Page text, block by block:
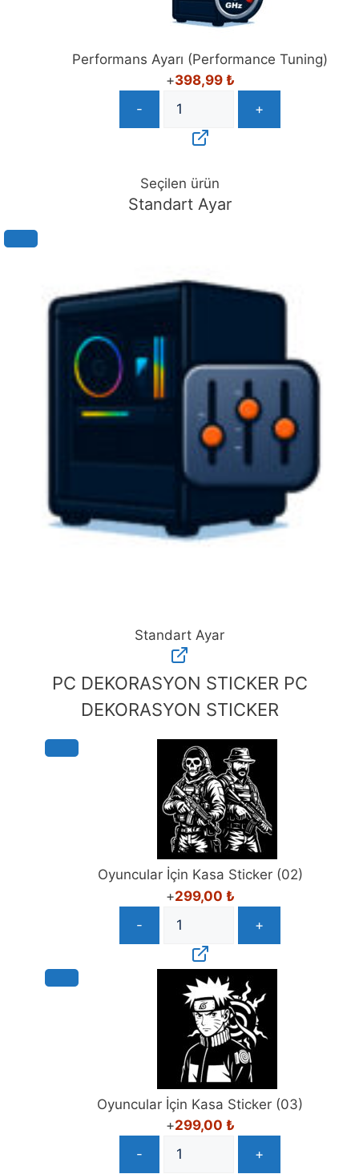
Performans Ayarı (Performance Tuning)
+398,99 ₺
-
+
Seçilen ürün
Standart Ayar
Standart Ayar
PC DEKORASYON STICKER PC
DEKORASYON STICKER
Oyuncular İçin Kasa Sticker (02)
+299,00 ₺
-
+
Oyuncular İçin Kasa Sticker (03)
+299,00 ₺
-
+